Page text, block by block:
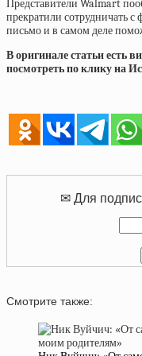
Представители Walmart
прекратили сотрудничать
письмо и в самом деле
В оригинале статьи есть
посмотреть по клику на
✉ Для
Смотрите также: